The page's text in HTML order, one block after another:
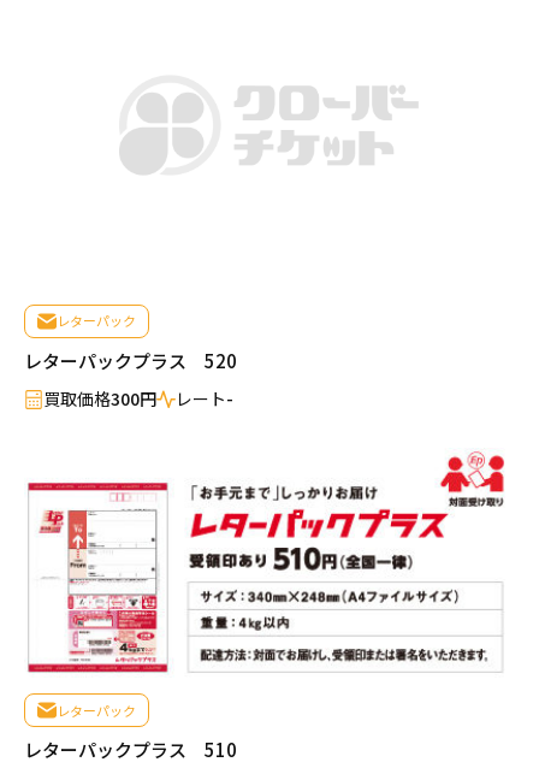
レターパック
レターパックプラス 520
買取価格300円 レート-
レターパック
レターパックプラス 510